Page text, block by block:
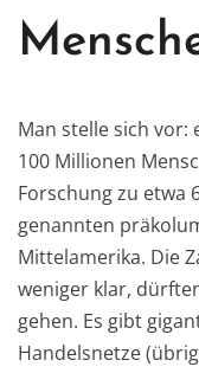
Man stelle sich vor:
100 Millionen
Forschung zu etwa
genannten
Mittelamerika. Die
weniger klar,
gehen. Es gibt
Handelsnetze